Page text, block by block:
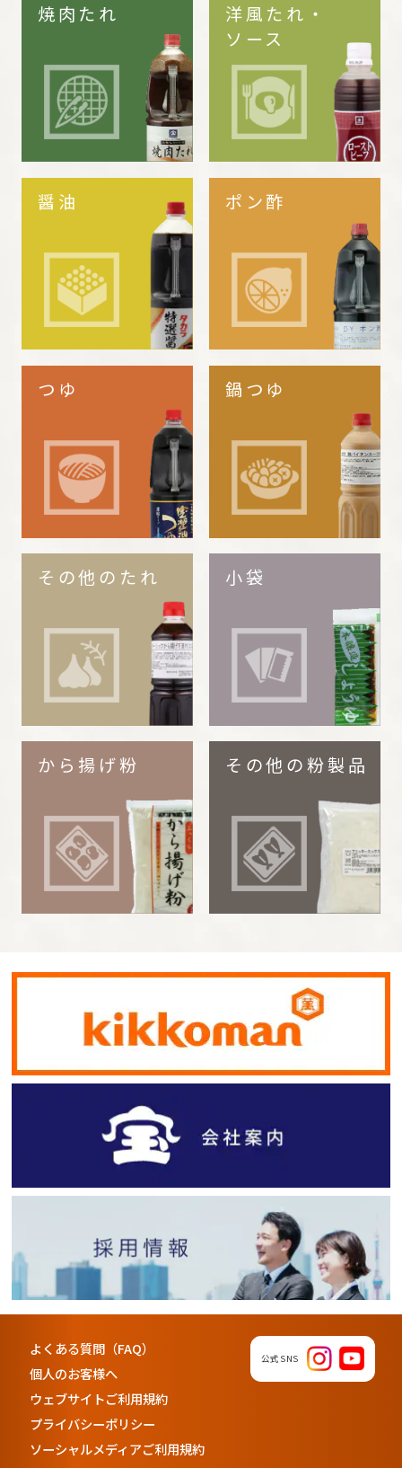
焼肉たれ
洋風たれ・
ソース
醤油 ポン酢
つゆ 鍋つゆ
その他のたれ 小袋
から揚げ粉 その他の粉製品
よくある質問（FAQ）
ウェブサイトご利用規約
ソーシャルメディアご利用規約
個人のお客様へ
プライバシーポリシー
公式SNS